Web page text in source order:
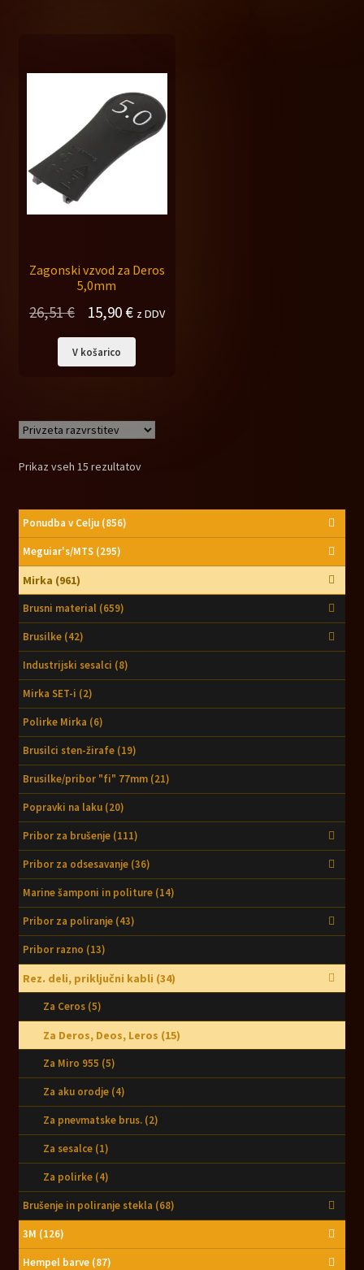
Zagonski vzvod za Deros
5,0mm
26,51€
Izvirna
cena
je
15,90€Trenutna
cena
je:
z DDV
V košarico
Prikaz vseh 15 rezultatov
Ponudba v Celju (856)
Meguiar's/MTS (295)
Mirka (961)
Brusni material (659)
Brusilke (42)
Industrijski sesalci (8)
Mirka SET-i (2)
Polirke Mirka (6)
Brusilci sten-žirafe (19)
Brusilke/pribor "fi" 77mm (21)
Popravki na laku (20)
Pribor za brušenje (111)
Pribor za odsesavanje (36)
Marine šamponi in politure (14)
Pribor za poliranje (43)
Pribor razno (13)
Rez. deli, priključni kabli (34)
Za Ceros (5)
Za Deros, Deos, Leros (15)
Za Miro 955 (5)
Za aku orodje (4)
Za pnevmatske brus. (2)
Za sesalce (1)
Za polirke (4)
Brušenje in poliranje stekla (68)
3M (126)
Hempel barve (87)